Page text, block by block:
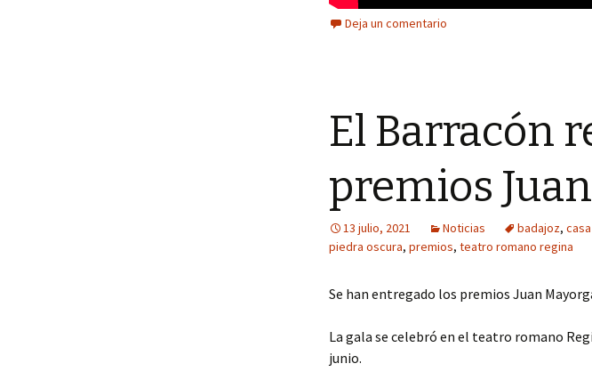
Deja un comentario
El Barracón
premios
13 julio, 2021 Noticias badajoz,
piedra oscura, premios, teatro romano regina
Se han entregado los premios Juan
La gala se celebró en el teatro romano
junio.